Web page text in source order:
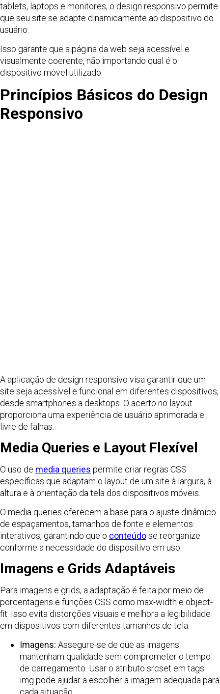
tablets, laptops e monitores, o design responsivo permite
que seu site se adapte dinamicamente ao dispositivo do
usuário.
Isso garante que a página da web seja acessível e
visualmente coerente, não importando qual é o
dispositivo móvel utilizado.
Princípios Básicos do Design
Responsivo
A aplicação de design responsivo visa garantir que um
site seja acessível e funcional em diferentes dispositivos,
desde smartphones a desktops. O acerto no layout
proporciona uma experiência de usuário aprimorada e
livre de falhas.
Media Queries e Layout Flexível
O uso de media queries permite criar regras CSS
específicas que adaptam o layout de um site à largura, à
altura e à orientação da tela dos dispositivos móveis.
O media queries oferecem a base para o ajuste dinâmico
de espaçamentos, tamanhos de fonte e elementos
interativos, garantindo que o conteúdose reorganize
conforme a necessidade do dispositivo em uso.
Imagens e Grids Adaptáveis
Para imagens e grids, a adaptação é feita por meio de
porcentagens e funções CSS como max-width e object-
fit. Isso evita distorções visuais e melhora a legibilidade
em dispositivos com diferentes tamanhos de tela.
Imagens: Assegure-se de que as imagens
mantenham qualidade sem comprometer o tempo
de carregamento. Usar o atributo srcset em tags
img pode ajudar a escolher a imagem adequada para
cada situação.